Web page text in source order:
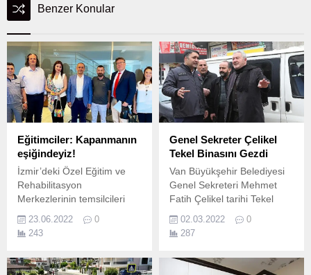
Benzer Konular
Eğitimciler: Kapanmanın
eşiğindeyiz!
İzmir’deki Özel Eğitim ve
Rehabilitasyon
Merkezlerinin temsilcileri
ücret iyileştirmesi ve servis
ücretlerinin karşılanmasını
talep etti.
23.06.2022
0
243
Genel Sekreter Çelikel
Tekel Binasını Gezdi
Van Büyükşehir Belediyesi
Genel Sekreteri Mehmet
Fatih Çelikel tarihi Tekel
binasında incelemelerde
bulundu.
02.03.2022
0
287